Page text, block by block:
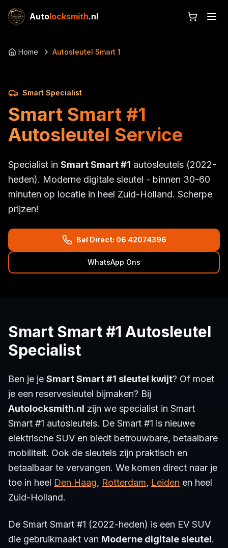
Autolocksmith.nl
Home Autosleutel Smart 1
Smart Specialist
Smart Smart #1
Autosleutel Service
Specialist in Smart Smart #1 autosleutels (2022-
heden). Moderne digitale sleutel - binnen 30-60
minuten op locatie in heel Zuid-Holland. Scherpe
prijzen!
Bel Direct: 06 42074396
WhatsApp Ons
Smart Smart #1 Autosleutel
Specialist
Ben je je Smart Smart #1 sleutel kwijt? Of moet
je een reservesleutel bijmaken? Bij
Autolocksmith.nl zijn we specialist in Smart
Smart #1 autosleutels. De Smart #1 is nieuwe
elektrische SUV en biedt betrouwbare, betaalbare
mobiliteit. Ook de sleutels zijn praktisch en
betaalbaar te vervangen. We komen direct naar je
toe in heel Den Haag, Rotterdam, Leiden en heel
Zuid-Holland.
De Smart Smart #1 (2022-heden) is een EV SUV
die gebruikmaakt van Moderne digitale sleutel.